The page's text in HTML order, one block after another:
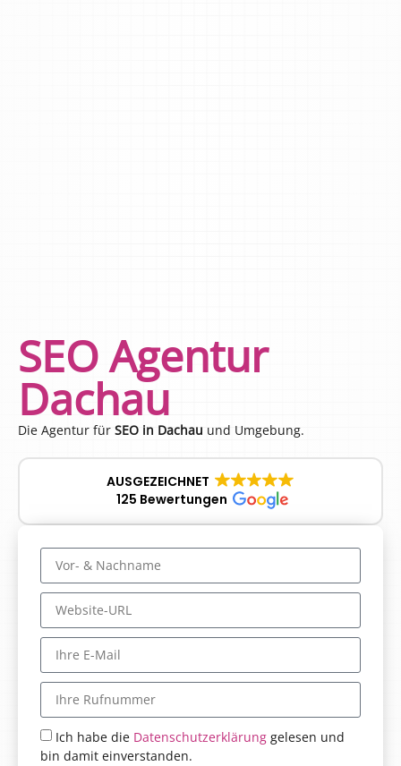
SEO Agentur
Dachau
Die Agentur für SEO in Dachau und Umgebung.
AUSGEZEICHNET
125 Bewertungen
Ich habe die Datenschutzerklärung gelesen und
bin damit einverstanden.